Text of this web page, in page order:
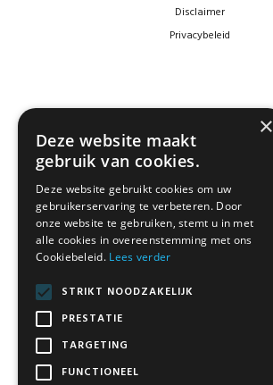
Disclaimer
Privacybeleid
NEWSLETTER
Blijf op de hoogte
JA, HOU ME OP DE HOOGTE
×
Deze website maakt
gebruik van cookies.
Deze website gebruikt cookies om uw
gebruikerservaring te verbeteren. Door
onze website te gebruiken, stemt u in met
alle cookies in overeenstemming met ons
Cookiebeleid. Lees verder
STRIKT NOODZAKELIJK
PRESTATIE
TARGETING
FUNCTIONEEL